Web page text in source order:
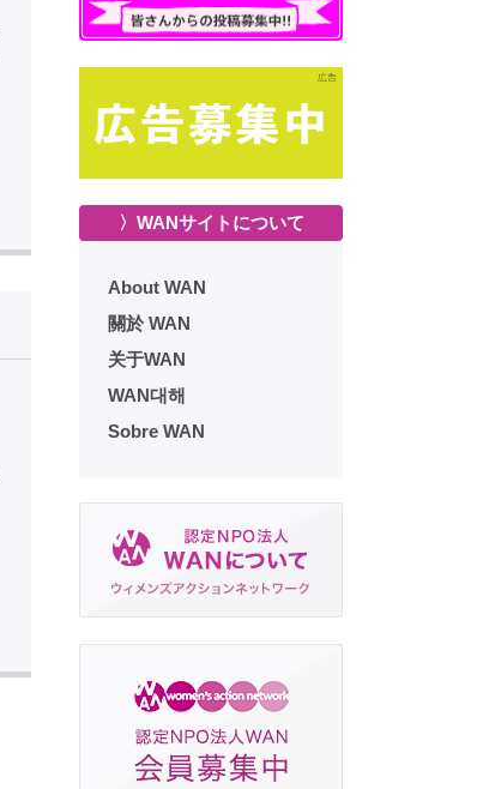
〉WANサイトについて
About WAN
關於 WAN
关于WAN
WAN대해
Sobre WAN